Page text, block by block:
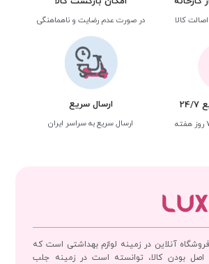
کالا در صورت عدم رضایت و ناهماهنگی
7 ارسال سریع
ارسال سریع به سراسر ایران
فروشگاه آنلاین در زمینه لوازم بهداشتی است که
بودن کالا، توانسته است در زمینه جلب